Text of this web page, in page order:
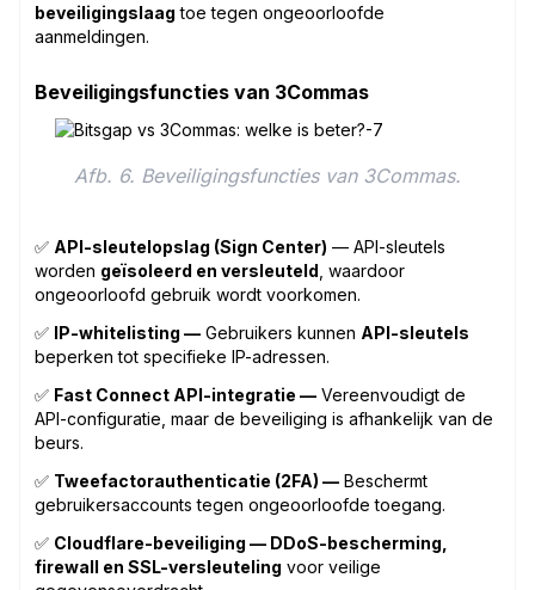
beveiligingslaag toe tegen ongeoorloofde
aanmeldingen.
Beveiligingsfuncties van 3Commas
Afb. 6. Beveiligingsfuncties van 3Commas.
✅ API-sleutelopslag (Sign Center) — API-sleutels
worden geïsoleerd en versleuteld , waardoor
ongeoorloofd gebruik wordt voorkomen.
✅ IP-whitelisting — Gebruikers kunnen API-sleutels
beperken tot specifieke IP-adressen.
✅ Fast Connect API-integratie — Vereenvoudigt de
API-configuratie, maar de beveiliging is afhankelijk van de
beurs.
✅ Tweefactorauthenticatie (2FA) — Beschermt
gebruikersaccounts tegen ongeoorloofde toegang.
✅ Cloudflare-beveiliging — DDoS-bescherming,
firewall en SSL-versleuteling voor veilige